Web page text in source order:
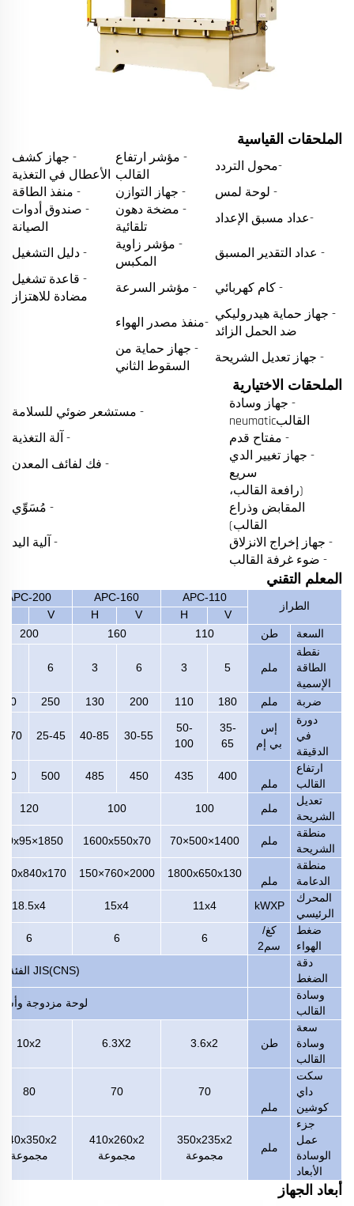
الملحقات القياسية
-محول التردد
- مؤشر ارتفاع
القالب
- جهاز كشف
الأعطال في التغذية
- لوحة لمس
- جهاز التوازن
- منفذ الطاقة
-عداد مسبق الإعداد
- مضخة دهون
تلقائية
- صندوق أدوات
الصيانة
- عداد التقدير المسبق
- مؤشر زاوية
المكبس
- دليل التشغيل
- كام كهربائي - مؤشر السرعة
- قاعدة تشغيل
مضادة للاهتزاز
- جهاز حماية هيدروليكي
ضد الحمل الزائد
-منفذ مصدر الهواء
- جهاز تعديل الشريحة
- جهاز حماية من
السقوط الثاني
الملحقات الاختيارية
- جهاز وسادة
القالبneumatic
- مستشعر ضوئي للسلامة
- مفتاح قدم
- آلة التغذية
- جهاز تغيير الدي
سريع
- فك لفائف المعدن
(رافعة القالب،
المقابض وذراع
القالب)
- مُسَوِّي
- جهاز إخراج الانزلاق
- آلية اليد
- ضوء غرفة القالب
المعلم التقني
الطراز
APC-110
APC-160
APC-200
V
H
V
H
V
السعة
طن 110
160
200
نقطة
الطاقة
الإسمية
ملم 5
3
6
3
6
ضربة ملم 180
110
200
130
250
دورة
في
الدقيقة
إس
بي إم
35-
65
50-
100
30-55
40-85
25-45
70
ارتفاع
القالب
ملم
400
435
450
485
500
تعديل
الشريحة
ملم 100
100
120
منطقة
الشريحة
ملم 1400×500×70
1600x550x70
1850×650x95
منطقة
الدعامة
ملم
1800x650x130
2000×760×150
المحرك
الرئيسي
kWXP
11x4
15x4
18.5x4
ضغط
الهواء
كغ/
سم2
6
6
6
دقة
الضغط
JIS(CNS) الفئة الأولى
وسادة
القالب
لوحة مزدوجة
سعة
وسادة
القالب
طن 3.6x2
6.3X2
10x2
سكت
داي
كوشين
ملم
70
70
80
جزء
عمل
الوسادة
الأبعاد
ملم
350x235x2
مجموعة
410x260x2
مجموعة
540x350x2
مجموعة
أبعاد الجهاز